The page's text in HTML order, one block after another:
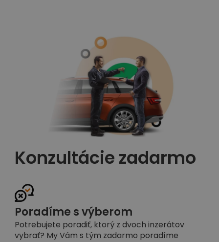
Konzultácie zadarmo
Poradíme s výberom
Potrebujete poradiť, ktorý z dvoch inzerátov
vybrať? My Vám s tým zadarmo poradíme